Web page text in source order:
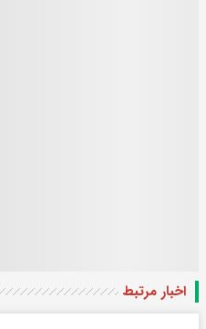
اخبار مرتبط